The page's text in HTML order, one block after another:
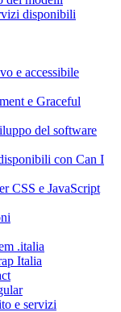
disponibili
e accessibile
e Graceful
del software
con Can I
CSS e JavaScript
.italia
Italia
e servizi